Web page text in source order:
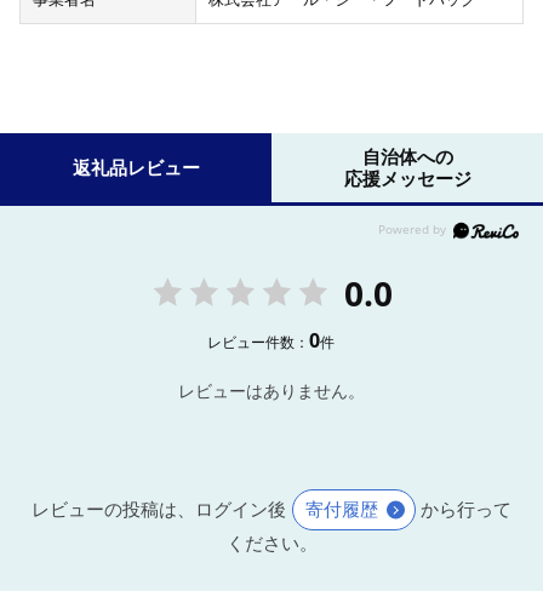
返礼品レビュー
自治体への
応援メッセージ
0.0
レビュー件数：0件
レビューはありません。
レビューの投稿は、ログイン後 寄付履歴
から行って
ください。